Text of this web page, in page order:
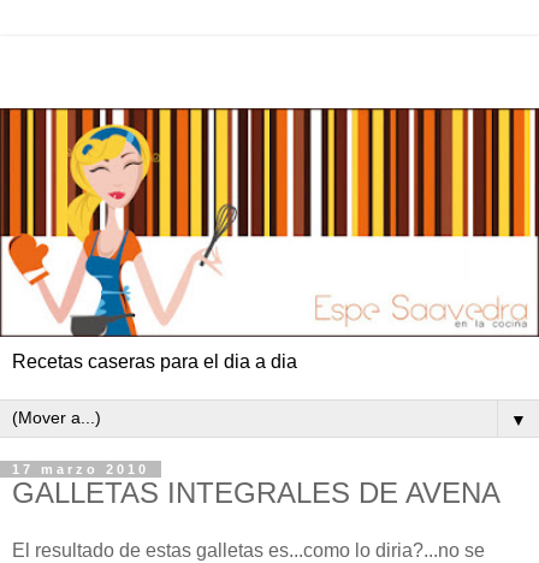
Recetas caseras para el dia a dia
▼
17 marzo 2010
GALLETAS INTEGRALES DE AVENA
El resultado de estas galletas es...como lo diria?...no se